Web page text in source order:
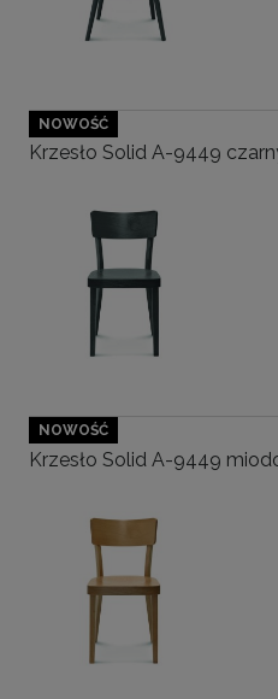
Krzesło Solid A-9449
NOWOŚĆ
Krzesło Solid A-9449
NOWOŚĆ